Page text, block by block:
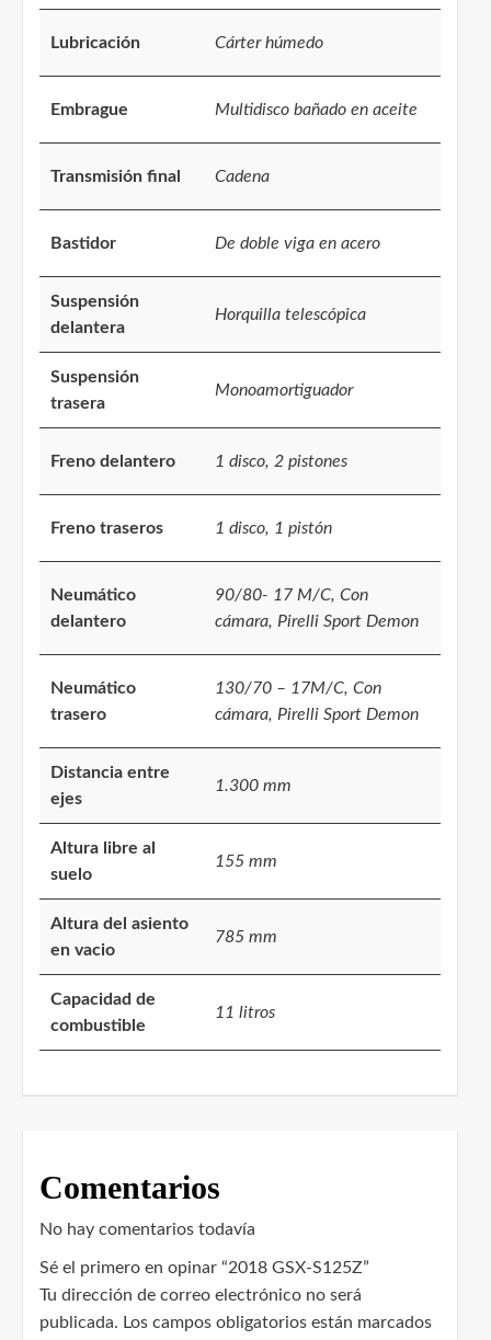
Lubricación Cárter húmedo
Embrague Multidisco bañado en aceite
Transmisión final Cadena
Bastidor De doble viga en acero
Suspensión
delantera
Horquilla telescópica
Suspensión
trasera
Monoamortiguador
Freno delantero 1 disco, 2 pistones
Freno traseros 1 disco, 1 pistón
Neumático
delantero
90/80- 17 M/C, Con
cámara, Pirelli Sport Demon
Neumático
trasero
130/70 – 17M/C, Con
cámara, Pirelli Sport Demon
Distancia entre
ejes
1.300 mm
Altura libre al
suelo
155 mm
Altura del asiento
en vacio
785 mm
Capacidad de
combustible
11 litros
Comentarios
No hay comentarios todavía
Sé el primero en opinar “2018 GSX-S125Z”
Tu dirección de correo electrónico no será
publicada. Los campos obligatorios están marcados